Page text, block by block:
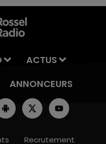
ACTUS
ANNONCEURS
Recrutement